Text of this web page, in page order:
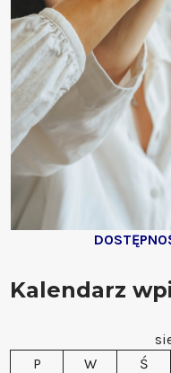
Kalendarz
P
W Ś